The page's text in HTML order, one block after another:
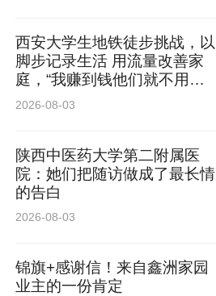
西安大学生地铁徒步挑战，以
脚步记录生活 用流量改善家
庭，“我赚到钱他们就不用早
起了”
2026-08-03
陕西中医药大学第二附属医
院：她们把随访做成了最长情
的告白
2026-08-03
锦旗+感谢信！来自鑫洲家园
业主的一份肯定